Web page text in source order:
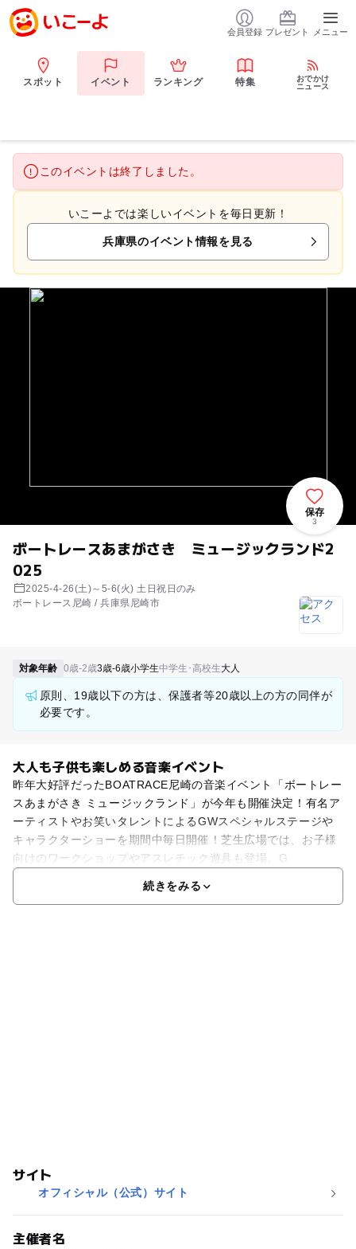
会員登録 プレゼント メニュー
スポット イベント ランキング 特集
おでかけ
ニュース
このイベントは終了しました。
いこーよでは楽しいイベントを毎日更新！
兵庫県のイベント情報を見る
ボートレースあまがさき ミュージックランド2
025
2025-4-26(土)～5-6(火) 土日祝日のみ
ボートレース尼崎 / 兵庫県尼崎市
保存
3
対象年齢 0歳-2歳3歳-6歳小学生中学生･高校生大人
原則、19歳以下の方は、保護者等20歳以上の方の同伴が
必要です。
大人も子供も楽しめる音楽イベント
昨年大好評だったBOATRACE尼崎の音楽イベント「ボートレー
スあまがさき ミュージックランド」が今年も開催決定！有名ア
ーティストやお笑いタレントによるGWスペシャルステージや
キャラクターショーを期間中毎日開催！芝生広場では、お子様
向けのワークショップやアスレチック遊具も登場。G
続きをみる
サイト
オフィシャル（公式）サイト
主催者名